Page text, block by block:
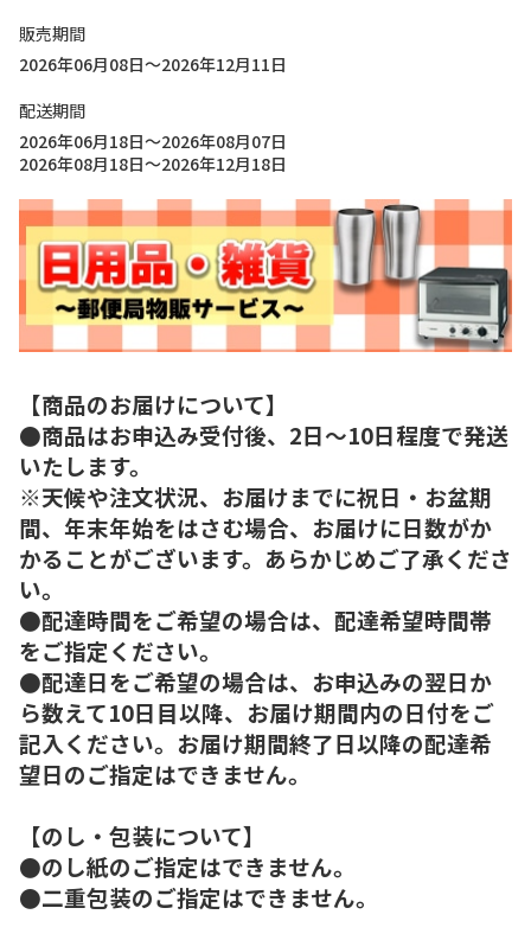
販売期間
2026年06月08日～2026年12月11日
配送期間
2026年06月18日～2026年08月07日
2026年08月18日～2026年12月18日
【商品のお届けについて】
●商品はお申込み受付後、2日～10日程度で発送
いたします。
※天候や注文状況、お届けまでに祝日・お盆期
間、年末年始をはさむ場合、お届けに日数がか
かることがございます。あらかじめご了承くださ
い。
●配達時間をご希望の場合は、配達希望時間帯
をご指定ください。
●配達日をご希望の場合は、お申込みの翌日か
ら数えて10日目以降、お届け期間内の日付をご
記入ください。お届け期間終了日以降の配達希
望日のご指定はできません。
【のし・包装について】
●のし紙のご指定はできません。
●二重包装のご指定はできません。